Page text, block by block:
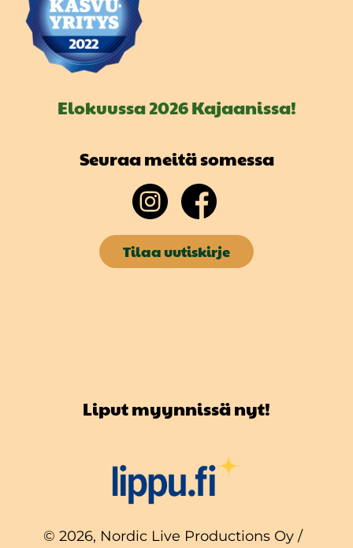
Elokuussa 2026 Kajaanissa!
Seuraa meitä somessa
Tilaa uutiskirje
Liput myynnissä nyt!
© 2026, Nordic Live Productions Oy /